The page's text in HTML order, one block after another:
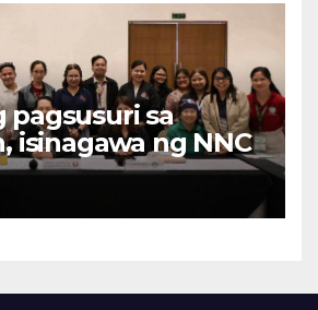
pagsusuri sa
isinagawa ng NNC